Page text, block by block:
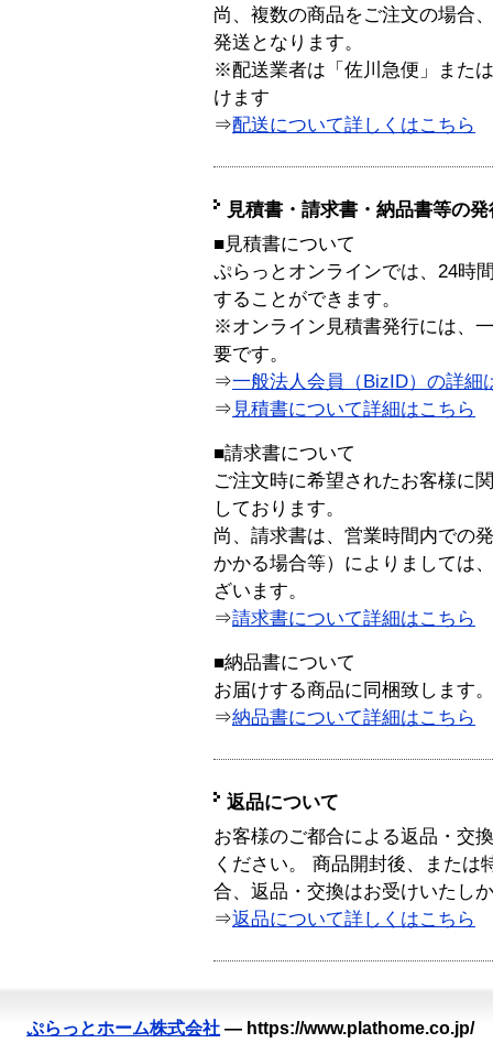
尚、複数の商品をご注文の場合
発送となります。
※配送業者は「佐川急便」また
けます
⇒配送について詳しくはこちら
見積書・請求書・納品書等の
■見積書について
ぷらっとオンラインでは、24時
することができます。
※オンライン見積書発行には、
要です。
⇒一般法人会員（BizID）の詳細
⇒ 見積書について詳細はこちら
■請求書について
ご注文時に希望されたお客様に
しております。
尚、請求書は、営業時間内での
かかる場合等）によりましては
ざいます。
⇒請求書について詳細はこちら
■納品書について
お届けする商品に同梱致します。
⇒納品書について詳細はこちら
返品について
お客様のご都合による返品・交
ください。 商品開封後、または
合、返品・交換はお受けいたし
⇒返品について詳しくはこちら
ぷらっとホーム株式会社 — https://www.plathome.co.jp/